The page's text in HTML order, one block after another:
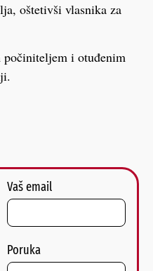
oštetivši vlasnika za
počiniteljem i otuđenim
Vaš email
Poruka